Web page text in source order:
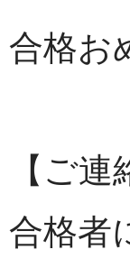
合格お
【ご連
合格者